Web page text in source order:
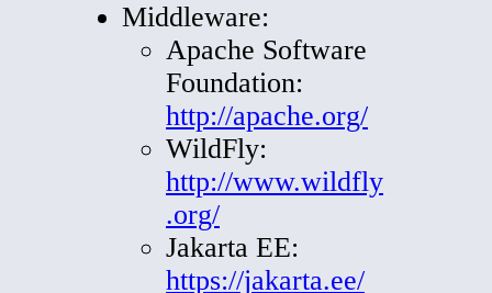
Middleware:
Apache Software
Foundation:
http://apache.org/
WildFly:
http://www.wildfly
.org/
Jakarta EE:
https://jakarta.ee/